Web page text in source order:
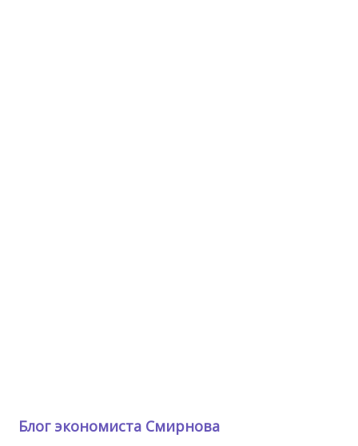
Блог экономиста Смирнова